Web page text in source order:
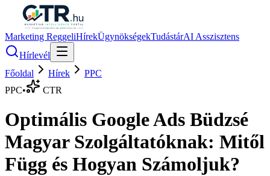
Marketing ReggeliHírekÜgynökségekTudástárAI Asszisztens
Hírlevél
Főoldal
Hírek
PPC
PPC• CTR
Optimális Google Ads Büdzsé
Magyar Szolgáltatóknak: Mitől
Függ és Hogyan Számoljuk?